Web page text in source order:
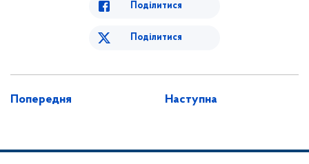
Поділитися
Поділитися
Попередня Наступна